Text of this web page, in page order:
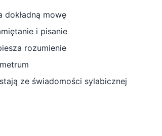
mowę
i pisanie
rozumienie
ze świadomości sylabicznej